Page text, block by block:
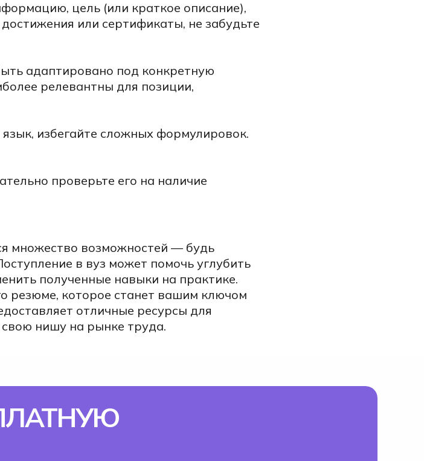
цель (или краткое описание),
или сертификаты, не забудьте
адаптировано под конкретную
релевантны для позиции,
избегайте сложных формулировок.
проверьте его на наличие
множество возможностей — будь
в вуз может помочь углубить
полученные навыки на практике.
резюме, которое станет вашим ключом
отличные ресурсы для
свою нишу на рынке труда.